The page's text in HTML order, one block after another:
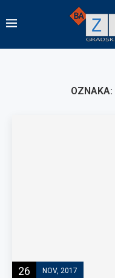
OZNAKA:
26 NOV, 2017